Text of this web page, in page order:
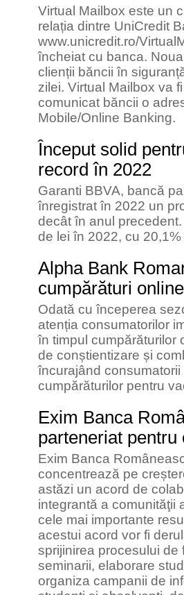
Virtual Mailbox este un
relația dintre UniCredit
www.unicredit.ro/
încheiat cu banca.
clienții băncii în
zilei. Virtual Mailbox va
comunicat băncii o
Mobile/Online Banking.
Început solid
record în 2022
Garanti BBVA, bancă
înregistrat în 2022 un
decât în anul
de lei în 2022, cu
Alpha Bank
cumpărături
Odată cu începerea
atenția consumatorilor
în timpul cumpărăturilor
de conștientizare și
încurajând
cumpărăturilor pentru
Exim Banca
parteneriat pentru
Exim Banca
concentrează pe
astăzi un acord de
integrantă a comunităţii
cele mai importante
acestui acord vor fi
sprijinirea procesului de
seminarii, elaborare
organiza campanii de